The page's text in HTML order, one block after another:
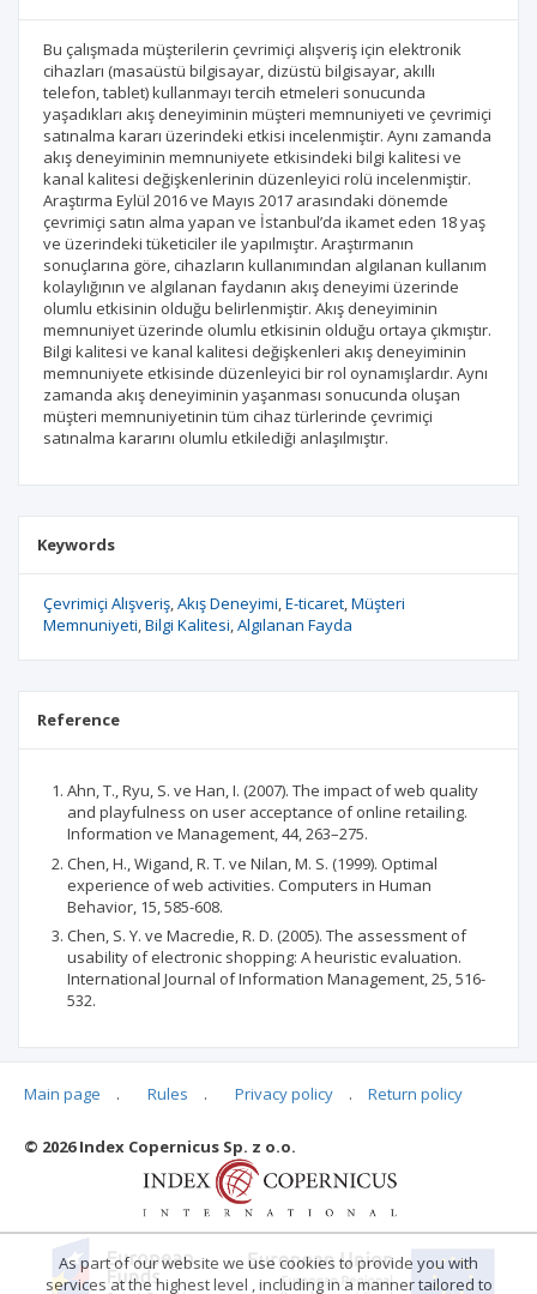
Bu çalışmada müşterilerin çevrimiçi alışveriş için elektronik
cihazları (masaüstü bilgisayar, dizüstü bilgisayar, akıllı
telefon, tablet) kullanmayı tercih etmeleri sonucunda
yaşadıkları akış deneyiminin müşteri memnuniyeti ve çevrimiçi
satınalma kararı üzerindeki etkisi incelenmiştir. Aynı zamanda
akış deneyiminin memnuniyete etkisindeki bilgi kalitesi ve
kanal kalitesi değişkenlerinin düzenleyici rolü incelenmiştir.
Araştırma Eylül 2016 ve Mayıs 2017 arasındaki dönemde
çevrimiçi satın alma yapan ve İstanbul’da ikamet eden 18 yaş
ve üzerindeki tüketiciler ile yapılmıştır. Araştırmanın
sonuçlarına göre, cihazların kullanımından algılanan kullanım
kolaylığının ve algılanan faydanın akış deneyimi üzerinde
olumlu etkisinin olduğu belirlenmiştir. Akış deneyiminin
memnuniyet üzerinde olumlu etkisinin olduğu ortaya çıkmıştır.
Bilgi kalitesi ve kanal kalitesi değişkenleri akış deneyiminin
memnuniyete etkisinde düzenleyici bir rol oynamışlardır. Aynı
zamanda akış deneyiminin yaşanması sonucunda oluşan
müşteri memnuniyetinin tüm cihaz türlerinde çevrimiçi
satınalma kararını olumlu etkilediği anlaşılmıştır.
Keywords
Çevrimiçi Alışveriş Akış Deneyimi E-ticaret Müşteri
Memnuniyeti Bilgi Kalitesi Algılanan Fayda
Reference
Ahn, T., Ryu, S. ve Han, I. (2007). The impact of web quality
and playfulness on user acceptance of online retailing.
Information ve Management, 44, 263–275.
Chen, H., Wigand, R. T. ve Nilan, M. S. (1999). Optimal
experience of web activities. Computers in Human
Behavior, 15, 585-608.
Chen, S. Y. ve Macredie, R. D. (2005). The assessment of
usability of electronic shopping: A heuristic evaluation.
International Journal of Information Management, 25, 516-
532.
Articles quoting
Main page . Rules . Privacy policy . Return policy
© 2026 Index Copernicus Sp. z o.o.
As part of our website we use cookies to provide you with
services at the highest level , including in a manner tailored to